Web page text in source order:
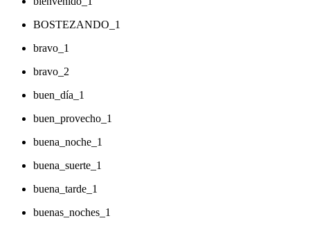
BOSTEZANDO_1
bravo_1
bravo_2
buen_día_1
buen_provecho_1
buena_noche_1
buena_suerte_1
buena_tarde_1
buenas_noches_1